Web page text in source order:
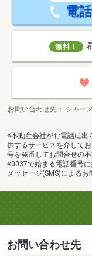
電
無料！
お問い合わせ先
シャー
※不動産会社がお電話に出
供するサービスを介して
号を発番してお問合せの
※0037で始まる電話番号
メッセージ(SMS)による
お問い合わせ先